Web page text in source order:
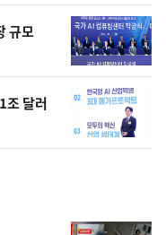
규모
조 달러